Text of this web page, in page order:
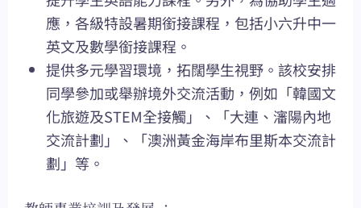
應，各級特設暑期銜接課程，包括小六升中一
英文及數學銜接課程。
提供多元學習環境，拓闊學生視野。該校安排
同學參加或舉辦境外交流活動，例如「韓國文
化旅遊及STEM全接觸」、「大連、瀋陽內地
交流計劃」、「澳洲黃金海岸布里斯本交流計
劃」等。